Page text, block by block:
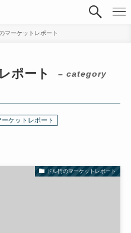
マーケットレポート
ポート
– category
ーケットレポート
ドル円のマーケットレポート